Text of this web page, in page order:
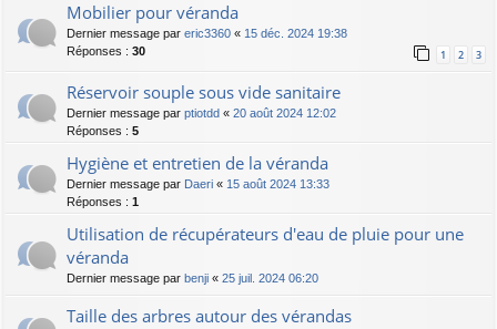
Mobilier pour véranda
Dernier message par eric3360 « 15 déc. 2024 19:38
Réponses : 30 1 2 3
Réservoir souple sous vide sanitaire
Dernier message par ptiotdd « 20 août 2024 12:02
Réponses : 5
Hygiène et entretien de la véranda
Dernier message par Daeri « 15 août 2024 13:33
Réponses : 1
Utilisation de récupérateurs d'eau de pluie pour une
véranda
Dernier message par benji « 25 juil. 2024 06:20
Taille des arbres autour des vérandas